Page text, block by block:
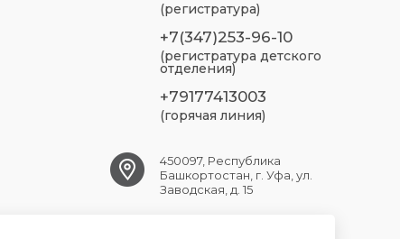
(регистратура)
+7(347)253-96-10
(регистратура детского
отделения)
+79177413003
(горячая линия)
450097, Республика
Башкортостан, г. Уфа, ул.
Заводская, д. 15